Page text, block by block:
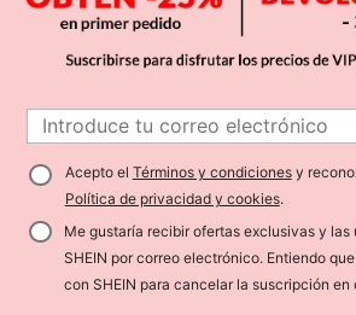
Acepto el Términos y condicionesy
Política de privacidad y cookies.
Me gustaría recibir ofertas exclusivas y las
SHEIN por correo electrónico. Entiendo
con SHEIN para cancelar la suscripción en